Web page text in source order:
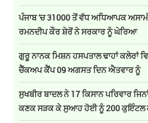
ਪੰਜਾਬ 'ਚ 31000 ਤੋਂ ਵੱਧ ਅਧਿਆਪਕ
ਰਮਨਦੀਪ ਕੌਰ ਸ਼ੇਰੋਂ ਨੇ ਸਰਕਾਰ ਨੂੰ ਘੇਰਿਆ
ਗੁਰੂ ਨਾਨਕ ਮਿਸ਼ਨ ਹਸਪਤਾਲ ਢਾਹਾਂ ਕਲੇਰਾਂ
ਚੈੱਕਅਪ ਕੈਂਪ 09 ਅਗਸਤ ਦਿਨ ਐਤਵਾਰ ਨੂੰ
ਸੁਖਬੀਰ ਬਾਦਲ ਨੇ 17 ਕਿਸਾਨ ਪਰਿਵਾਰ
ਕਣਕ ਸੜਕ ਕੇ ਸੁਆਹ ਹੋਈ ਨੂੰ 200 ਕੁਇੰਟਲ